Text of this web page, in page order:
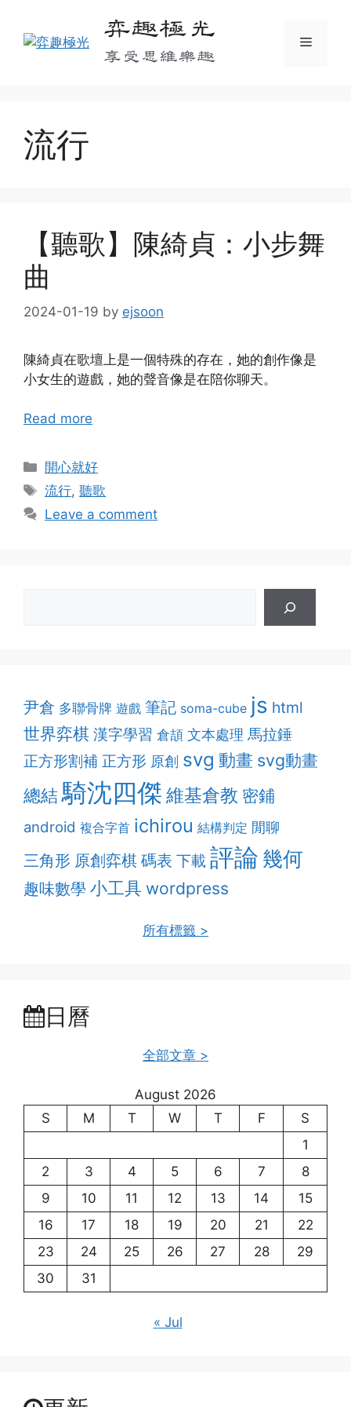
content
弈趣極光
享受思維樂趣
Menu
流行
【聽歌】陳綺貞：小步舞
曲
2024-01-19 by ejsoon
陳綺貞在歌壇上是一個特殊的存在，她的創作像是
小女生的遊戲，她的聲音像是在陪你聊天。
Read more
Categories
開心就好
Tags
流行,聽歌
Leave a comment
尹倉 多聯骨牌 遊戲 筆記 soma-cube js html
世界弈棋 漢字學習 倉頡 文本處理 馬拉錘
正方形割補 正方形 原創 svg 動畫 svg動畫
總結 騎沈四傑 維基倉教 密鋪
android 複合字首 ichirou 結構判定 閒聊
三角形 原創弈棋 碼表 下載 評論 幾何
趣味數學 小工具 wordpress
所有標籤 >
日曆
全部文章 >
August 2026
S
M T W T F
S
1
2
3 4 5 6 7
8
9
10 11 12 13 14
15
16
17 18 19 20 21
22
23
24 25 26 27 28
29
30
31
« Jul